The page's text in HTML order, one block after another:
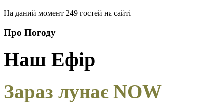
На даний момент 249 гостей на сайті
Про Погоду
Наш Ефір
Зараз лунає NOW